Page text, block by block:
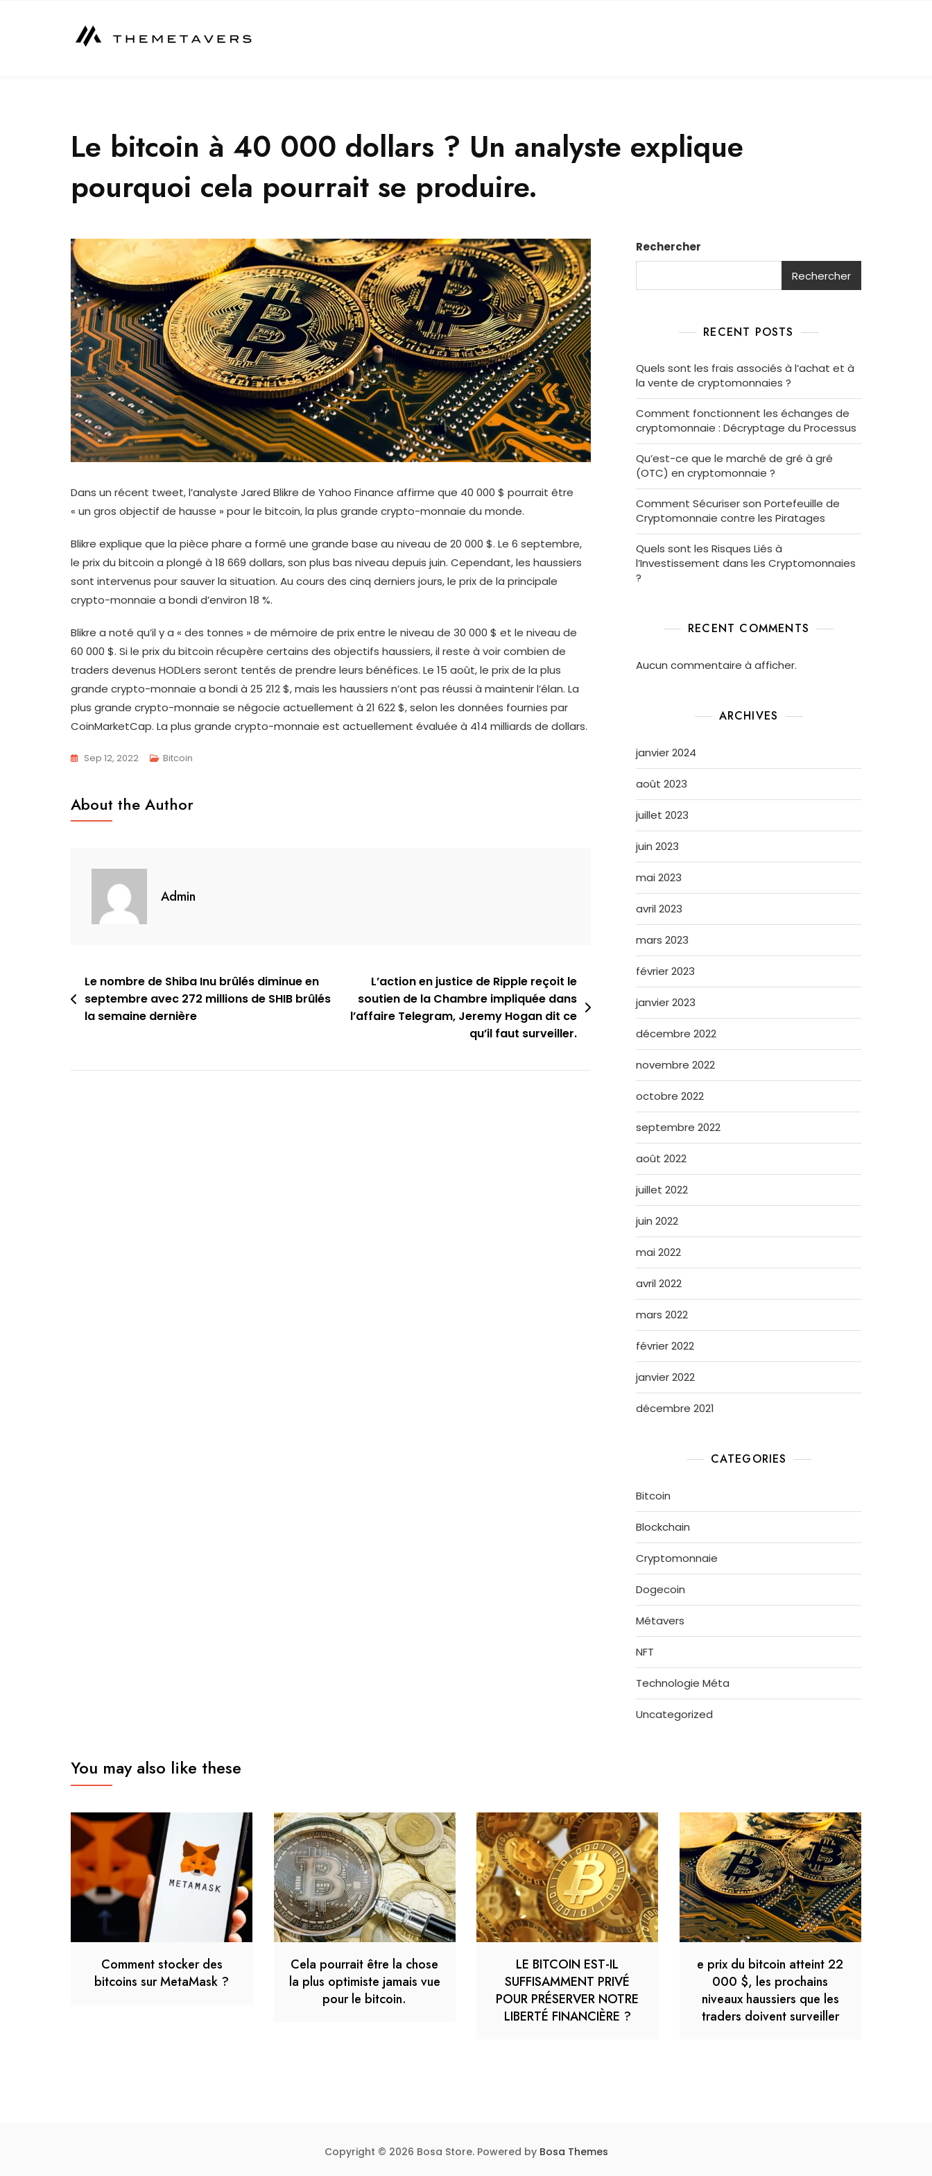
Le bitcoin à 40 000 dollars ? Un analyste explique
pourquoi cela pourrait se produire.
Dans un récent tweet, l’analyste Jared Blikre de Yahoo Finance affirme que 40 000 $ pourrait être
« un gros objectif de hausse » pour le bitcoin, la plus grande crypto-monnaie du monde.
Blikre explique que la pièce phare a formé une grande base au niveau de 20 000 $. Le 6 septembre,
le prix du bitcoin a plongé à 18 669 dollars, son plus bas niveau depuis juin. Cependant, les haussiers
sont intervenus pour sauver la situation. Au cours des cinq derniers jours, le prix de la principale
crypto-monnaie a bondi d’environ 18 %.
Blikre a noté qu’il y a « des tonnes » de mémoire de prix entre le niveau de 30 000 $ et le niveau de
60 000 $. Si le prix du bitcoin récupère certains des objectifs haussiers, il reste à voir combien de
traders devenus HODLers seront tentés de prendre leurs bénéfices. Le 15 août, le prix de la plus
grande crypto-monnaie a bondi à 25 212 $, mais les haussiers n’ont pas réussi à maintenir l’élan. La
plus grande crypto-monnaie se négocie actuellement à 21 622 $, selon les données fournies par
CoinMarketCap. La plus grande crypto-monnaie est actuellement évaluée à 414 milliards de dollars.
Sep 12, 2022 Bitcoin
About the Author
Admin
Navigation
de
Le nombre de Shiba Inu brûlés diminue en
septembre avec 272 millions de SHIB brûlés
la semaine dernière
L’action en justice de Ripple reçoit le
soutien de la Chambre impliquée dans
l’affaire Telegram, Jeremy Hogan dit ce
qu’il faut surveiller.
Rechercher
Rechercher
RECENT POSTS
Quels sont les frais associés à l’achat et à
la vente de cryptomonnaies ?
Comment fonctionnent les échanges de
cryptomonnaie : Décryptage du Processus
Qu’est-ce que le marché de gré à gré
(OTC) en cryptomonnaie ?
Comment Sécuriser son Portefeuille de
Cryptomonnaie contre les Piratages
Quels sont les Risques Liés à
l’Investissement dans les Cryptomonnaies
?
RECENT COMMENTS
Aucun commentaire à afficher.
ARCHIVES
janvier 2024
août 2023
juillet 2023
juin 2023
mai 2023
avril 2023
mars 2023
février 2023
janvier 2023
décembre 2022
novembre 2022
octobre 2022
septembre 2022
août 2022
juillet 2022
juin 2022
mai 2022
avril 2022
mars 2022
février 2022
janvier 2022
décembre 2021
CATEGORIES
Bitcoin
Blockchain
Cryptomonnaie
Dogecoin
Métavers
NFT
Technologie Méta
Uncategorized
You may also like these
Comment stocker des
bitcoins sur MetaMask ?
Cela pourrait être la chose
la plus optimiste jamais vue
pour le bitcoin.
LE BITCOIN EST-IL
SUFFISAMMENT PRIVÉ
POUR PRÉSERVER NOTRE
LIBERTÉ FINANCIÈRE ?
e prix du bitcoin atteint 22
000 $, les prochains
niveaux haussiers que les
traders doivent surveiller
Copyright © 2026 Bosa Store. Powered by Bosa Themes